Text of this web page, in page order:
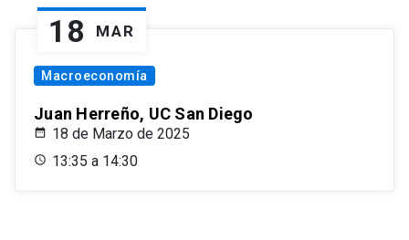
18 MAR
Macroeconomía
Juan Herreño, UC San Diego
18 de Marzo de 2025
13:35 a 14:30